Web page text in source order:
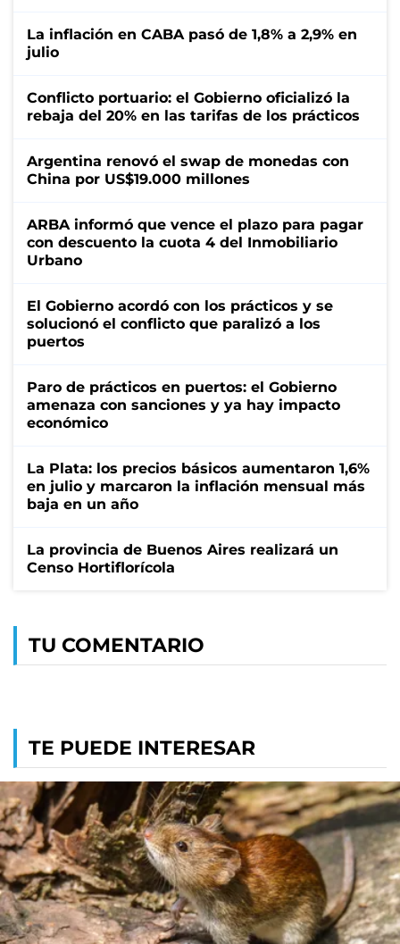
La inflación en CABA pasó de 1,8% a 2,9% en
julio
Conflicto portuario: el Gobierno oficializó la
rebaja del 20% en las tarifas de los prácticos
Argentina renovó el swap de monedas con
China por US$19.000 millones
ARBA informó que vence el plazo para pagar
con descuento la cuota 4 del Inmobiliario
Urbano
El Gobierno acordó con los prácticos y se
solucionó el conflicto que paralizó a los
puertos
Paro de prácticos en puertos: el Gobierno
amenaza con sanciones y ya hay impacto
económico
La Plata: los precios básicos aumentaron 1,6%
en julio y marcaron la inflación mensual más
baja en un año
La provincia de Buenos Aires realizará un
Censo Hortiflorícola
TU COMENTARIO
TE PUEDE INTERESAR